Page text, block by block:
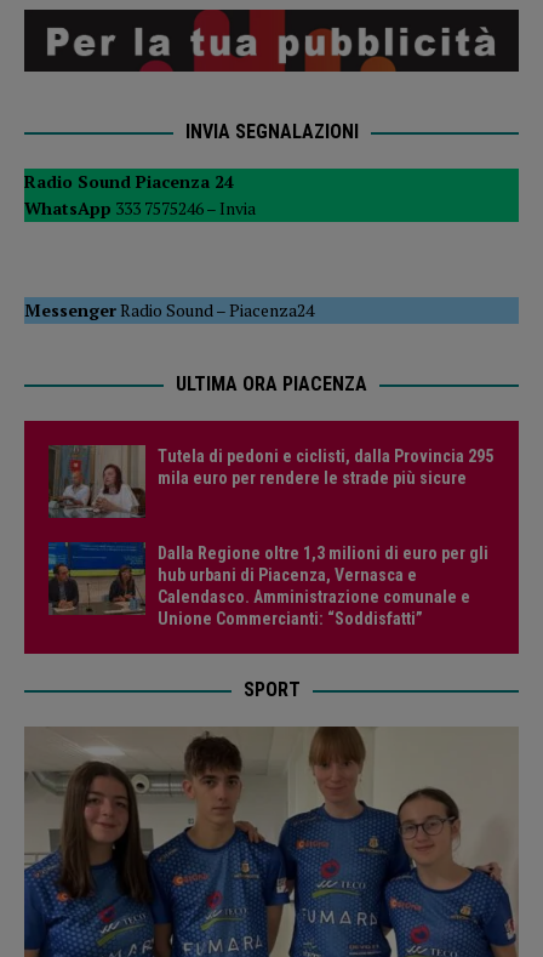
INVIA SEGNALAZIONI
Radio Sound Piacenza 24
WhatsApp 333 7575246 – Invia
MessengerRadio Sound–Piacenza24
ULTIMA ORA PIACENZA
Tutela di pedoni e ciclisti, dalla Provincia 295
mila euro per rendere le strade più sicure
Dalla Regione oltre 1,3 milioni di euro per gli
hub urbani di Piacenza, Vernasca e
Calendasco. Amministrazione comunale e
Unione Commercianti: “Soddisfatti”
SPORT